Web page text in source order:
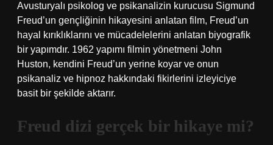
Avusturyalı psikolog ve psikanalizin kurucusu Sigmund
Freud’un gençliğinin hikayesini anlatan film, Freud’un
hayal kırıklıklarını ve mücadelelerini anlatan biyografik
bir yapımdır. 1962 yapımı filmin yönetmeni John
Huston, kendini Freud’un yerine koyar ve onun
psikanaliz ve hipnoz hakkındaki fikirlerini izleyiciye
basit bir şekilde aktarır.
Freud dizi gerçek bir hikaye mi?